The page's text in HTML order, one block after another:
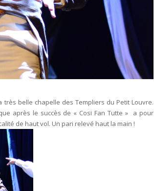
belle chapelle des Templiers du Petit Louvre.
après le succès de « Cosi Fan Tutte » a pour
de haut vol. Un pari relevé haut la main !